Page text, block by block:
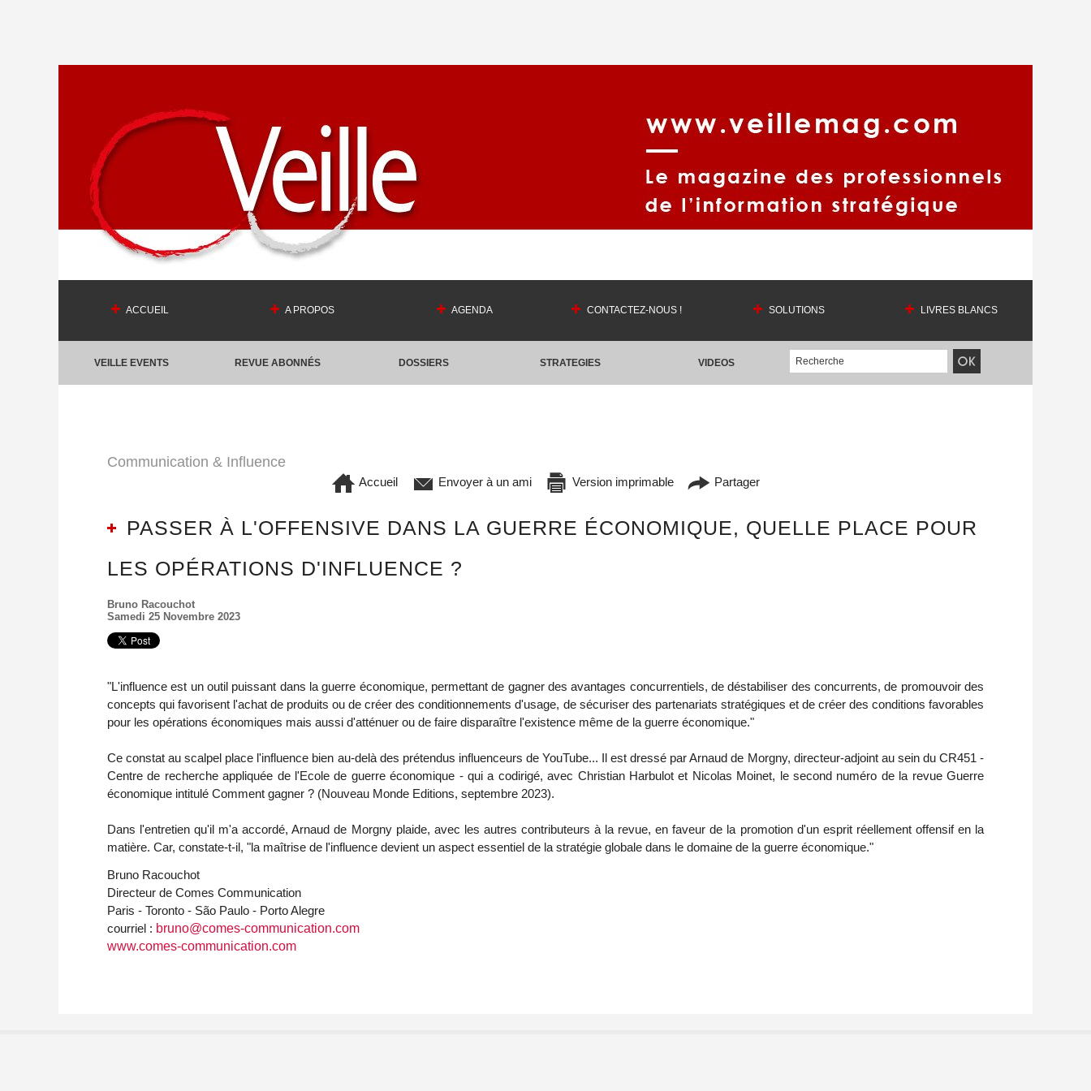
ACCUEIL A PROPOS AGENDA CONTACTEZ-NOUS ! SOLUTIONS LIVRES BLANCS
VEILLE EVENTS REVUE ABONNÉS DOSSIERS STRATEGIES VIDEOS
Communication & Influence
Accueil Envoyer à un ami Version imprimable Partager
PASSER À L'OFFENSIVE DANS LA GUERRE ÉCONOMIQUE, QUELLE PLACE POUR
LES OPÉRATIONS D'INFLUENCE ?
Bruno Racouchot
Samedi 25 Novembre 2023
"L'influence est un outil puissant dans la guerre économique, permettant de gagner des avantages concurrentiels, de déstabiliser des concurrents, de promouvoir des
concepts qui favorisent l'achat de produits ou de créer des conditionnements d'usage, de sécuriser des partenariats stratégiques et de créer des conditions favorables
pour les opérations économiques mais aussi d'atténuer ou de faire disparaître l'existence même de la guerre économique."
Ce constat au scalpel place l'influence bien au-delà des prétendus influenceurs de YouTube... Il est dressé par Arnaud de Morgny, directeur-adjoint au sein du CR451 -
Centre de recherche appliquée de l'Ecole de guerre économique - qui a codirigé, avec Christian Harbulot et Nicolas Moinet, le second numéro de la revue Guerre
économique intitulé Comment gagner ? (Nouveau Monde Editions, septembre 2023).
Dans l'entretien qu'il m'a accordé, Arnaud de Morgny plaide, avec les autres contributeurs à la revue, en faveur de la promotion d'un esprit réellement offensif en la
matière. Car, constate-t-il, "la maîtrise de l'influence devient un aspect essentiel de la stratégie globale dans le domaine de la guerre économique."
Bruno Racouchot
Directeur de Comes Communication
Paris - Toronto - São Paulo - Porto Alegre
courriel : bruno@comes-communication.com
www.comes-communication.com